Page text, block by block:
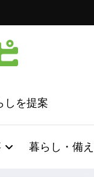
しを提案
暮らし・備え